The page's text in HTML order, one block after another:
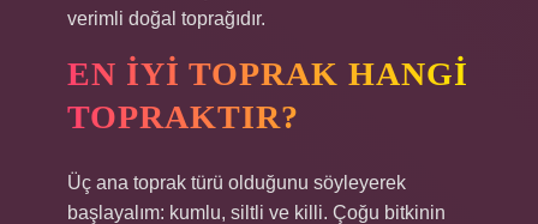
verimli doğal toprağıdır.
EN IYI TOPRAK HANGI
TOPRAKTIR?
Üç ana toprak türü olduğunu söyleyerek
başlayalım: kumlu, siltli ve killi. Çoğu bitkinin